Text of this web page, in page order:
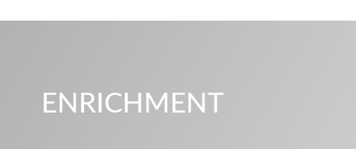
ENRICHMENT